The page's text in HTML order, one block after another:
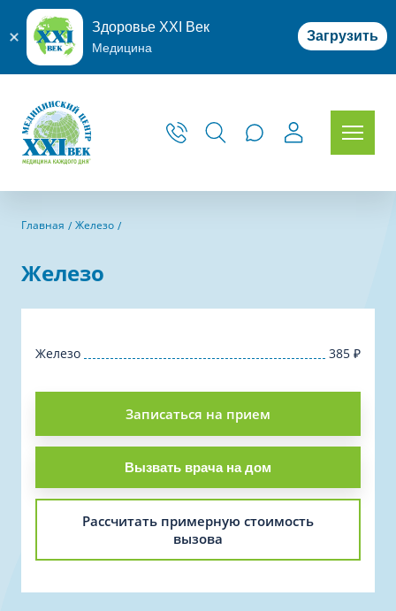
Здоровье XXI Век
Медицина
Загрузить
Главная Железо
Железо
Железо 385 ₽
Записаться на прием
Вызвать врача на дом
Рассчитать примерную стоимость
вызова